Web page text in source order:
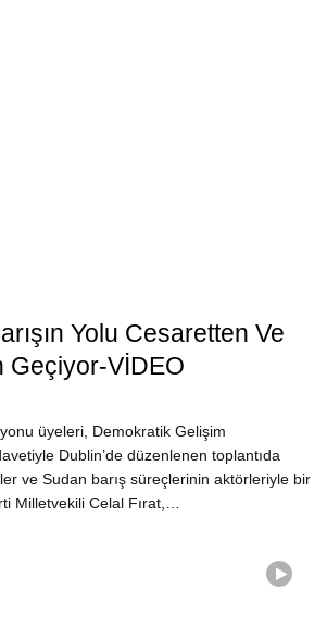
Yolu Cesaretten Ve
Geçiyor-VİDEO
üyeleri, Demokratik Gelişim
Dublin’de düzenlenen toplantıda
ve Sudan barış süreçlerinin aktörleriyle bir
Milletvekili Celal Fırat,…